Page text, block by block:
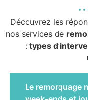
Découvrez les
nos services de
: types
Le remorquage